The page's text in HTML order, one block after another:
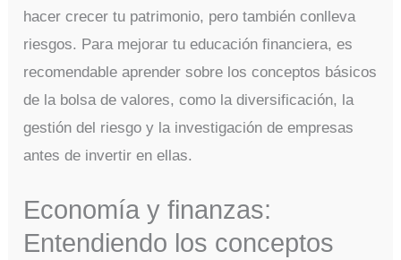
hacer crecer tu patrimonio, pero también conlleva
riesgos. Para mejorar tu educación financiera, es
recomendable aprender sobre los conceptos básicos
de la bolsa de valores, como la diversificación, la
gestión del riesgo y la investigación de empresas
antes de invertir en ellas.
Economía y finanzas:
Entendiendo los conceptos